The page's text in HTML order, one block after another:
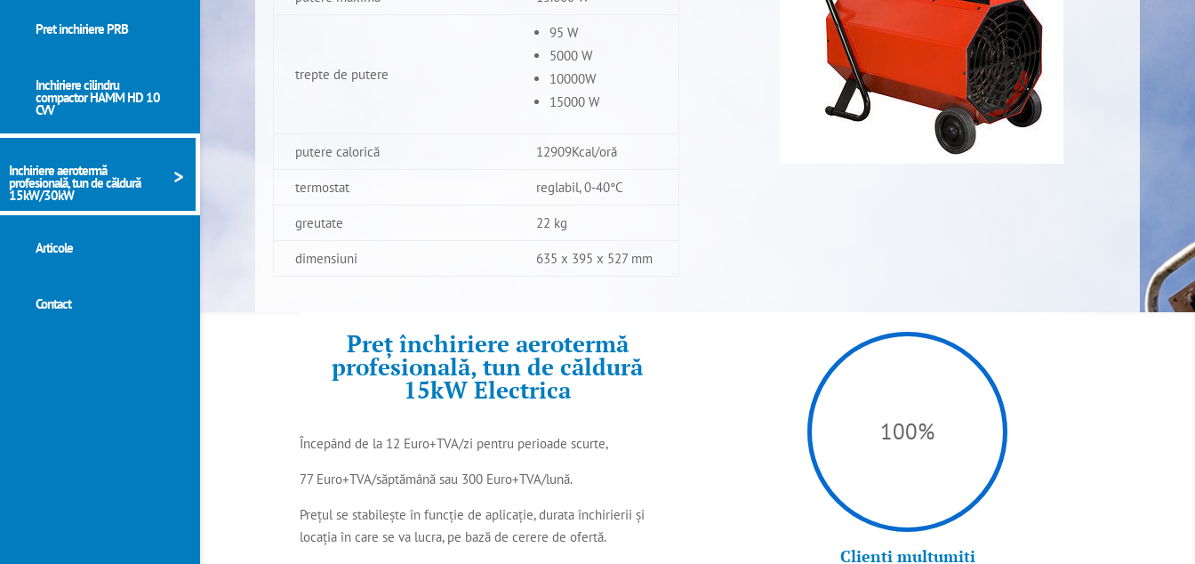
Pret inchiriere PRB
Inchiriere cilindru
compactor HAMM HD 10
CVV
Inchiriere aerotermă
profesională, tun de căldură
15kW/30kW
Articole
Contact
trepte de putere
95 W
5000 W
10000W
15000 W
putere calorică 12909Kcal/oră
termostat reglabil, 0-40°C
greutate 22 kg
dimensiuni 635 x 395 x 527 mm
Preț închiriere aerotermă
profesională, tun de căldură
15kW Electrica
Începând de la 12 Euro+TVA/zi pentru perioade scurte,
77 Euro+TVA/săptămână sau 300 Euro+TVA/lună.
Prețul se stabilește în funcție de aplicație, durata închirierii și
locația în care se va lucra, pe bază de cerere de ofertă.
100%
Clienti multumiti